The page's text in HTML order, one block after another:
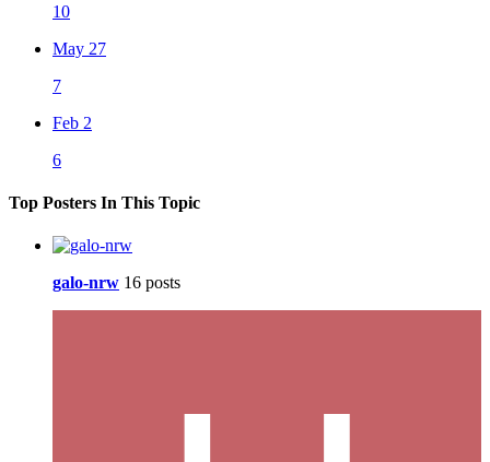
10
May 27
7
Feb 2
6
Top Posters In This Topic
galo-nrw 16 posts